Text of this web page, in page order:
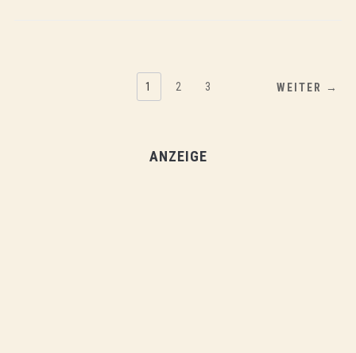
1 2 3 WEITER →
ANZEIGE